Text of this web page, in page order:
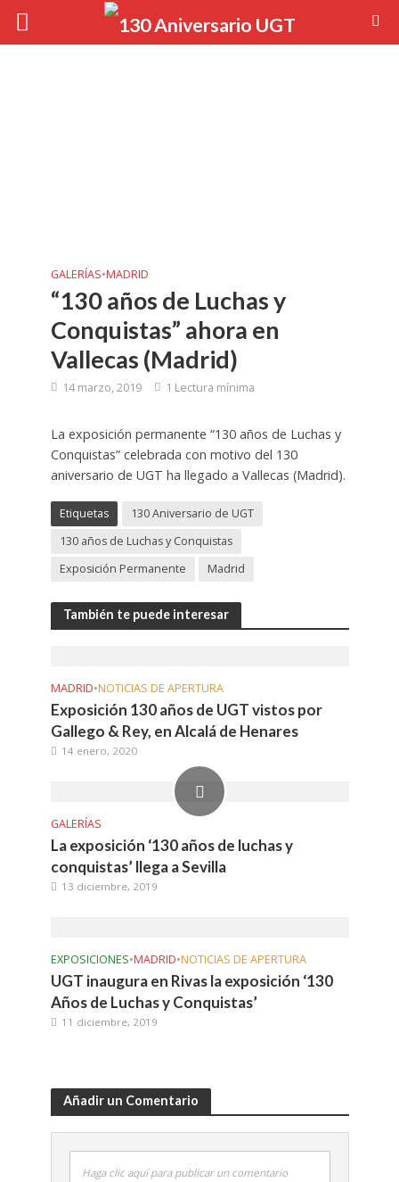
GALERÍAS•MADRID
“130 años de Luchas y
Conquistas” ahora en
Vallecas (Madrid)
14 marzo, 2019 1 Lectura mínima
La exposición permanente “130 años de Luchas y
Conquistas” celebrada con motivo del 130
aniversario de UGT ha llegado a Vallecas (Madrid).
Etiquetas
130 Aniversario de UGT
130 años de Luchas y Conquistas
Exposición Permanente
Madrid
También te puede interesar
MADRID•NOTICIAS DE APERTURA
Exposición 130 años de UGT vistos por
Gallego & Rey, en Alcalá de Henares
14 enero, 2020
GALERÍAS
La exposición ‘130 años de luchas y
conquistas’ llega a Sevilla
13 diciembre, 2019
EXPOSICIONES•MADRID•NOTICIAS DE APERTURA
UGT inaugura en Rivas la exposición ‘130
Años de Luchas y Conquistas’
11 diciembre, 2019
Añadir un Comentario
Haga clic aquí para publicar un comentario